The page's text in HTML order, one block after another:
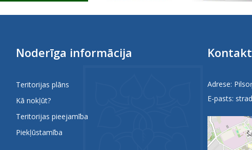
Noderīga informācija
Teritorijas plāns
Kā nokļūt?
Teritorijas pieejamība
Piekļūstamība
Adrese:
E-pasts: